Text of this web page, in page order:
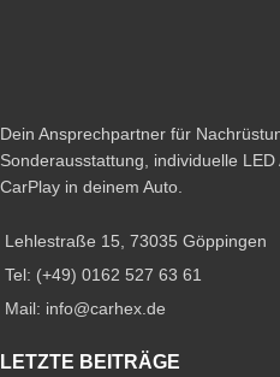
Dein Ansprechpartner für
Sonderausstattung, individuelle
CarPlay in deinem Auto.
Lehlestraße 15, 73035 Göppingen
Tel: (+49) 0162 527 63 61
Mail: info@carhex.de
LETZTE BEITRÄGE